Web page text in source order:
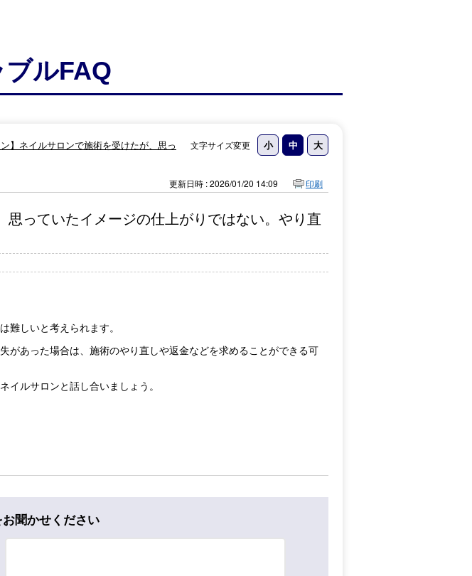
ルFAQ
文字サイズ変更
ン】ネイルサロンで施術を受けたが、思っ
更新日時 : 2026/01/20 14:09 印刷
思っていたイメージの仕上がりではない。やり直
しいと考えられます。
あった場合は、施術のやり直しや返金などを求めることができる可
ルサロンと話し合いましょう。
聞かせください